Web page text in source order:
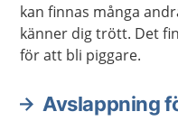
kan finnas många
känner dig trött. Det
för att bli piggare.
Avslappning